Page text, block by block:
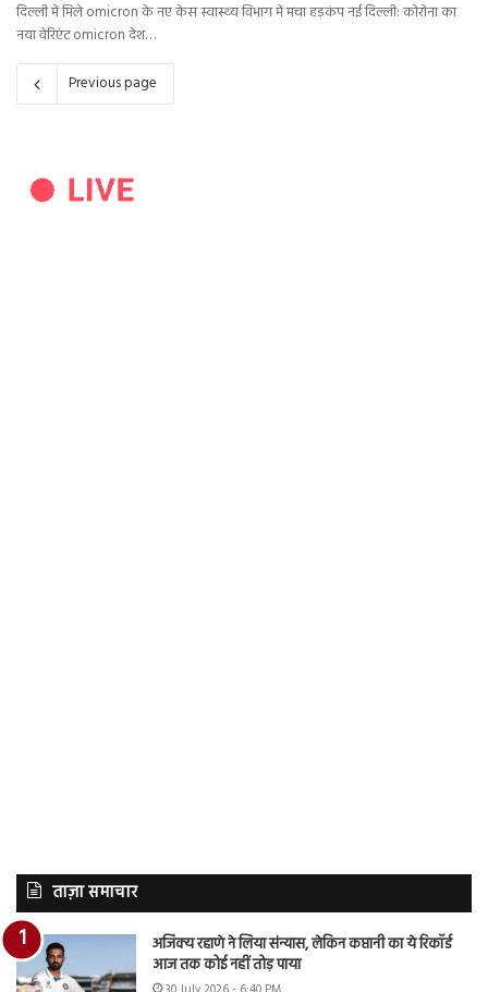
दिल्ली में मिले omicron के नए केस स्वास्थ्य विभाग में मचा हड़कंप नई दिल्ली: कोरोना का
नया वेरिएंट omicron देश…
Previous page
ताज़ा समाचार
अजिंक्य रहाणे ने लिया संन्यास, लेकिन कप्तानी का ये रिकॉर्ड
आज तक कोई नहीं तोड़ पाया